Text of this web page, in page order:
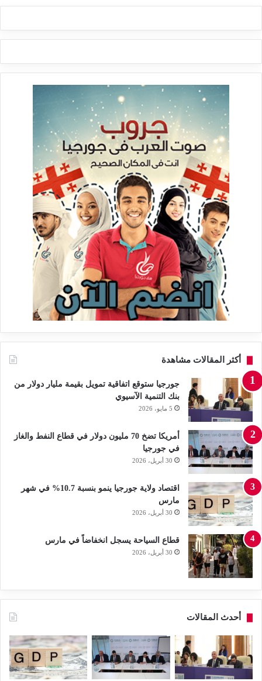
أكثر المقالات مشاهدة
جورجيا ستوقع اتفاقية تمويل بقيمة مليار دولار من
بنك التنمية الآسيوي
5 مايو، 2026
أمريكا تضخ 70 مليون دولار في قطاع النفط والغاز
في جورجيا
30 أبريل، 2026
اقتصاد ولاية جورجيا ينمو بنسبة 10.7% في شهر
مارس
30 أبريل، 2026
قطاع السياحة يسجل انخفاضاً في مارس
30 أبريل، 2026
أحدث المقالات